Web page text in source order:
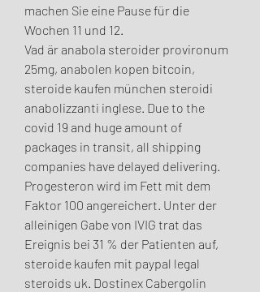
machen Sie eine Pause für die
Wochen 11 und 12.
Vad är anabola steroider provironum
25mg, anabolen kopen bitcoin,
steroide kaufen münchen steroidi
anabolizzanti inglese. Due to the
covid 19 and huge amount of
packages in transit, all shipping
companies have delayed delivering.
Progesteron wird im Fett mit dem
Faktor 100 angereichert. Unter der
alleinigen Gabe von IVIG trat das
Ereignis bei 31 % der Patienten auf,
steroide kaufen mit paypal legal
steroids uk. Dostinex Cabergolin